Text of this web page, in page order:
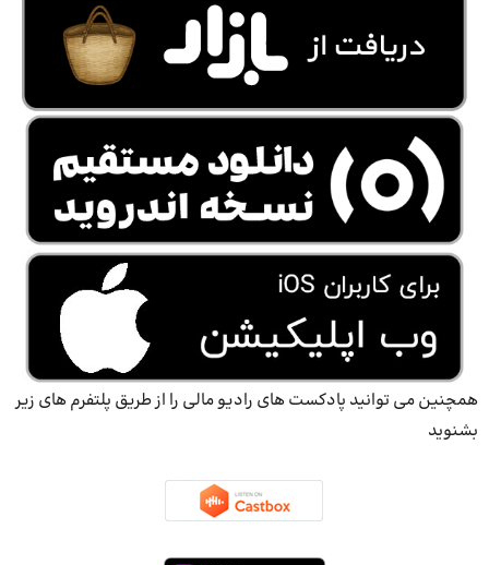
همچنین می توانید پادکست های رادیو مالی را از طریق پلتفرم های زیر
بشنوید